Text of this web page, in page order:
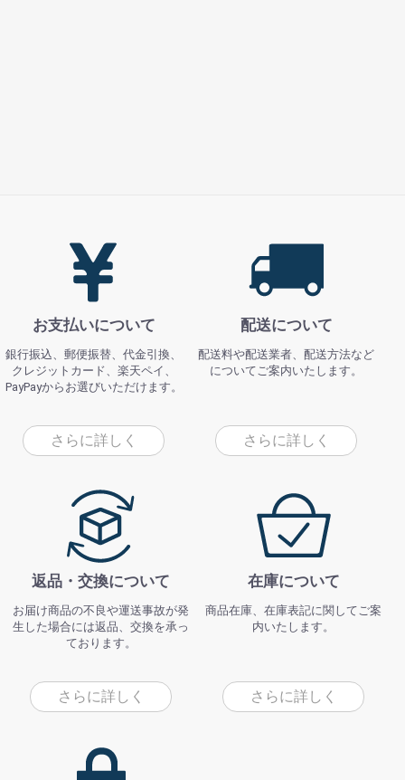
お支払いについて
銀行振込、郵便振替、代金引換、
クレジットカード、楽天ペイ、
PayPayからお選びいただけます。
さらに詳しく
配送について
配送料や配送業者、配送方法など
についてご案内いたします。
さらに詳しく
返品・交換について
お届け商品の不良や運送事故が発
生した場合には返品、交換を承っ
ております。
さらに詳しく
在庫について
商品在庫、在庫表記に関してご案
内いたします。
さらに詳しく